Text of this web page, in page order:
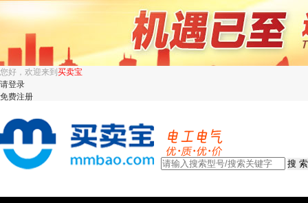
您好，欢迎来到 买卖宝
请登录
免费注册